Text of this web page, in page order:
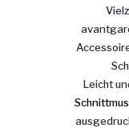
Leicht